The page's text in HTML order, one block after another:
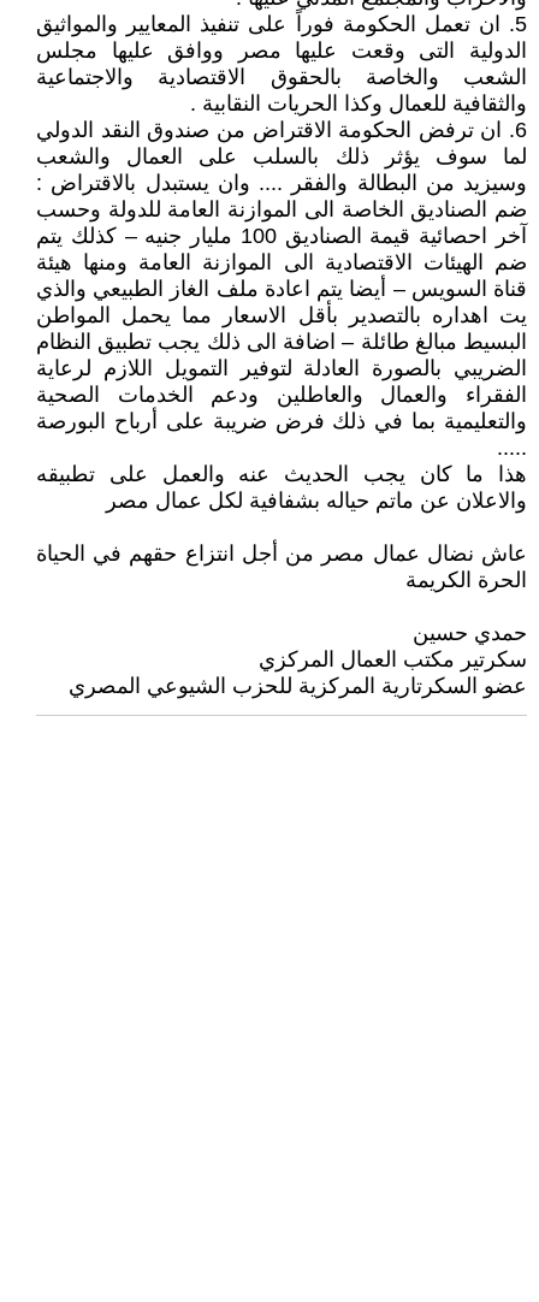
5. ان تعمل الحكومة فوراً على تنفيذ المعايير والمواثيق
الدولية التى وقعت عليها مصر ووافق عليها مجلس
الشعب والخاصة بالحقوق الاقتصادية والاجتماعية
والثقافية للعمال وكذا الحريات النقابية .
6. ان ترفض الحكومة الاقتراض من صندوق النقد الدولي
لما سوف يؤثر ذلك بالسلب على العمال والشعب
وسيزيد من البطالة والفقر .... وان يستبدل بالاقتراض :
ضم الصناديق الخاصة الى الموازنة العامة للدولة وحسب
آخر احصائية قيمة الصناديق 100 مليار جنيه – كذلك يتم
ضم الهيئات الاقتصادية الى الموازنة العامة ومنها هيئة
قناة السويس – أيضا يتم اعادة ملف الغاز الطبيعي والذي
يت اهداره بالتصدير بأقل الاسعار مما يحمل المواطن
البسيط مبالغ طائلة – اضافة الى ذلك يجب تطبيق النظام
الضريبي بالصورة العادلة لتوفير التمويل اللازم لرعاية
الفقراء والعمال والعاطلين ودعم الخدمات الصحية
والتعليمية بما في ذلك فرض ضريبة على أرباح البورصة
.....
هذا ما كان يجب الحديث عنه والعمل على تطبيقه
والاعلان عن ماتم حياله بشفافية لكل عمال مصر
عاش نضال عمال مصر من أجل انتزاع حقهم في الحياة
الحرة الكريمة
حمدي حسين
سكرتير مكتب العمال المركزي
عضو السكرتارية المركزية للحزب الشيوعي المصري